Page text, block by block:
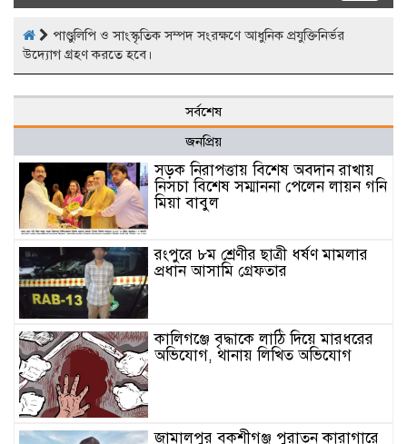
পাণ্ডুলিপি ও সাংস্কৃতিক সম্পদ সংরক্ষণে আধুনিক প্রযুক্তিনির্ভর
উদ্যোগ গ্রহণ করতে হবে।
সর্বশেষ
জনপ্রিয়
সড়ক নিরাপত্তায় বিশেষ অবদান রাখায়
নিসচা বিশেষ সম্মাননা পেলেন লায়ন গনি
মিয়া বাবুল
রংপুরে ৮ম শ্রেণীর ছাত্রী ধর্ষণ মামলার
প্রধান আসামি গ্রেফতার
কালিগঞ্জে বৃদ্ধাকে লাঠি দিয়ে মারধরের
অভিযোগ, থানায় লিখিত অভিযোগ
জামালপুর বকশীগঞ্জ পুরাতন কারাগারে